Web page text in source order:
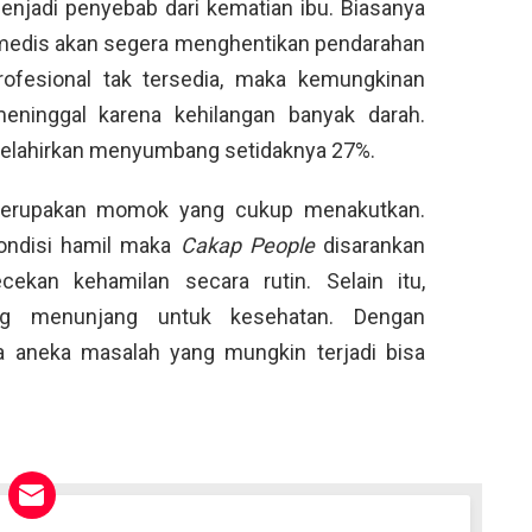
penyebab dari kematian ibu. Biasanya
akan segera menghentikan pendarahan
tak tersedia, maka kemungkinan
karena kehilangan banyak darah.
menyumbang setidaknya 27%.
momok yang cukup menakutkan.
hamil maka Cakap People disarankan
kehamilan secara rutin. Selain itu,
menunjang untuk kesehatan. Dengan
masalah yang mungkin terjadi bisa